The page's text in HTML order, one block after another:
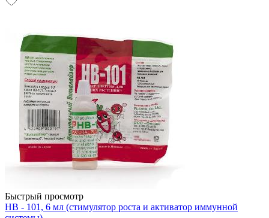
Быстрый просмотр
НВ - 101, 6 мл (стимулятор роста и активатор иммунной